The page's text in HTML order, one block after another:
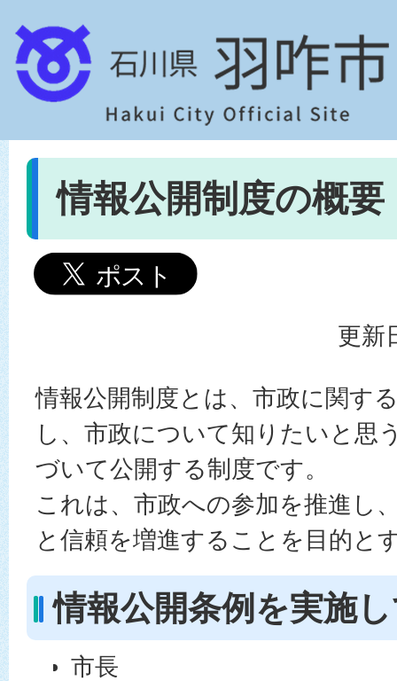
情報公開制度の概要
更新
情報公開制度とは、市政に関す
し、市政について知りたいと思
づいて公開する制度です。
これは、市政への参加を推進し
と信頼を増進することを目的と
情報公開条例を実施
市長